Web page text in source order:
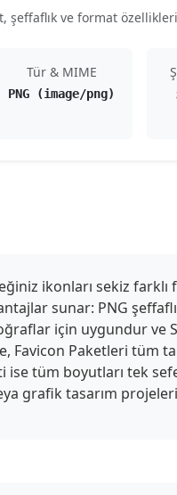
şeffaflık ve format
Tür & MIME
PNG (image/png)
ikonları sekiz farklı
sunar: PNG
için uygundur ve
Favicon Paketleri tüm
ise tüm boyutları tek
grafik tasarım